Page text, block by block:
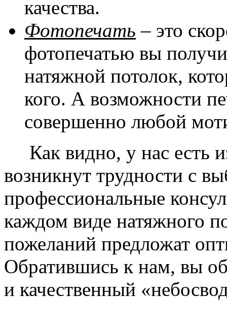
качества.
Фотопечать – это
фотопечатью вы
натяжной потолок,
кого. А возможности
совершенно любой
Как видно, у нас есть
возникнут трудности с
профессиональные
каждом виде натяжного
пожеланий предложат
Обратившись к нам, вы
и качественный